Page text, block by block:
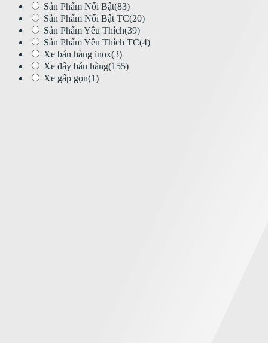
Sản Phẩm Nổi Bật(83)
Sản Phẩm Nổi Bật TC(20)
Sản Phẩm Yêu Thích(39)
Sản Phẩm Yêu Thích TC(4)
Xe bán hàng inox(3)
Xe đẩy bán hàng(155)
Xe gấp gọn(1)